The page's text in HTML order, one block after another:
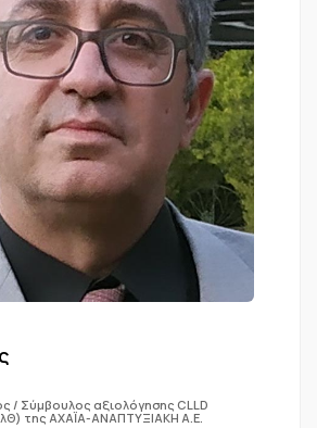
/ Σύμβουλος αξιολόγησης CLLD
της ΑΧΑΪΑ-ΑΝΑΠΤΥΞΙΑΚΗ Α.Ε.